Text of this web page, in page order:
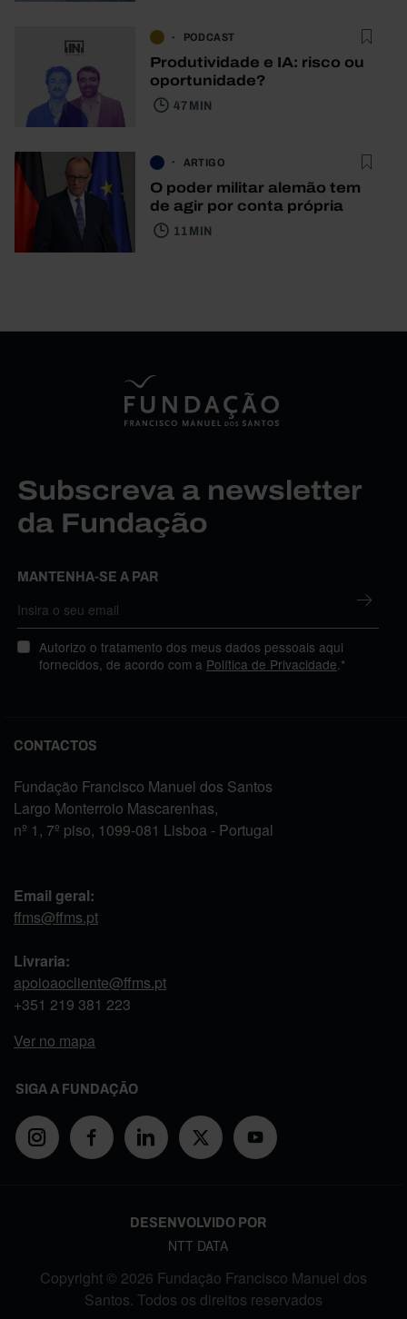
PODCAST
Produtividade e IA: risco ou
oportunidade?
47 MIN
ARTIGO
O poder militar alemão tem
de agir por conta própria
11 MIN
Subscreva a newsletter
da Fundação
MANTENHA-SE A PAR
Autorizo o tratamento dos meus dados pessoais aqui
fornecidos, de acordo com a Política de Privacidade .*
CONTACTOS
Fundação Francisco Manuel dos Santos
Largo Monterroio Mascarenhas,
nº 1, 7º piso, 1099-081 Lisboa - Portugal
Email geral:
ffms@ffms.pt
Livraria:
apoioaocliente@ffms.pt
+351 219 381 223
Ver no mapa
SIGA A FUNDAÇÃO
DESENVOLVIDO POR
NTT DATA
Copyright © 2026 Fundação Francisco Manuel dos
Santos. Todos os direitos reservados